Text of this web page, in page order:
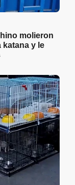
molieron
katana y le